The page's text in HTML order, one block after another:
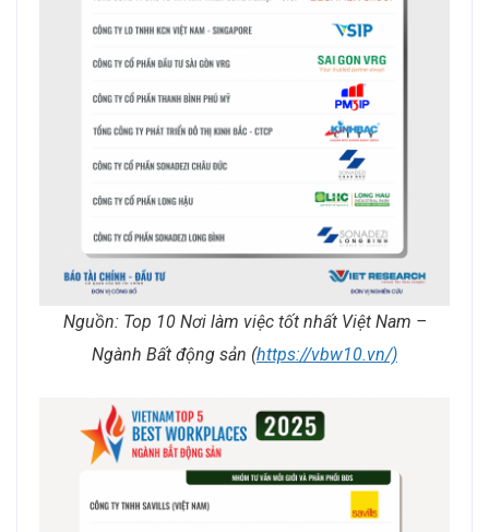
Nguồn: Top 10 Nơi làm việc tốt nhất Việt Nam –
Ngành Bất động sản (https://vbw10.vn/)